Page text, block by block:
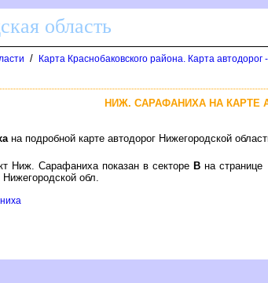
область
/ Карта Краснобаковского района. Карта
НИЖ. САРАФАНИХА НА КАРТЕ
на подробной карте автодорог Нижегородской
Ниж. Сарафаниха показан в секторе на странице
обл.